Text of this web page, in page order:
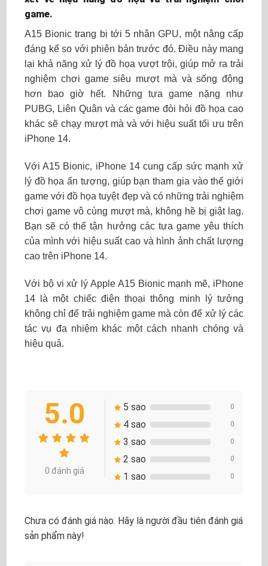
game.
A15 Bionic trang bị tới 5 nhân GPU, một nâng cấp
đáng kể so với phiên bản trước đó. Điều này mang
lại khả năng xử lý đồ họa vượt trội, giúp mở ra trải
nghiệm chơi game siêu mượt mà và sống động
hơn bao giờ hết. Những tựa game nặng như
PUBG, Liên Quân và các game đòi hỏi đồ họa cao
khác sẽ chạy mượt mà và với hiệu suất tối ưu trên
iPhone 14.
Với A15 Bionic, iPhone 14 cung cấp sức mạnh xử
lý đồ họa ấn tượng, giúp bạn tham gia vào thế giới
game với đồ họa tuyệt đẹp và có những trải nghiệm
chơi game vô cùng mượt mà, không hề bị giật lag.
Bạn sẽ có thể tận hưởng các tựa game yêu thích
của mình với hiệu suất cao và hình ảnh chất lượng
cao trên iPhone 14.
Với bộ vi xử lý Apple A15 Bionic mạnh mẽ, iPhone
14 là một chiếc điện thoại thông minh lý tưởng
không chỉ để trải nghiệm game mà còn để xử lý các
tác vụ đa nhiệm khác một cách nhanh chóng và
hiệu quả.
5.0
0 đánh giá
5 sao 0
4 sao 0
3 sao 0
2 sao 0
1 sao 0
Chưa có đánh giá nào. Hãy là người đầu tiên đánh giá
sản phẩm này!